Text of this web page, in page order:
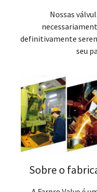
Nossas
definitivamente
seu
Sobre o